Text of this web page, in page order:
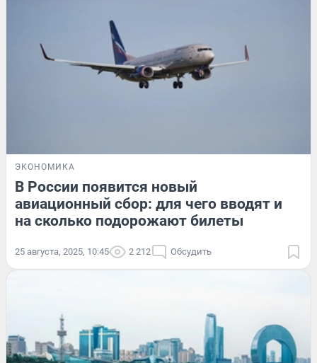
ЭКОНОМИКА
В России появится новый
авиационный сбор: для чего вводят и
на сколько подорожают билеты
25 августа, 2025, 10:45 2 212 Обсудить